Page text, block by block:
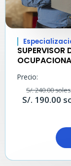
SUPERVISOR
Precio:
S/. 240.00 soles
S/. 190.00